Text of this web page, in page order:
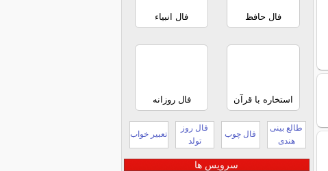
فال حافظ فال انبیاء
استخاره با قرآن فال روزانه
طالع بینی
هندی
فال چوب
فال روز
تولد
تعبیر خواب
سرویس ها